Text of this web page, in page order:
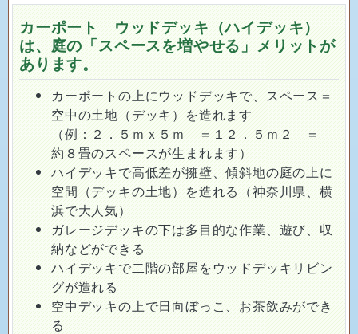
カーポート ウッドデッキ（ハイデッキ）
は、庭の「スペースを増やせる」メリットが
あります。
カーポートの上にウッドデッキで、スペース＝
空中の土地（デッキ）を造れます
（例：２．５ｍｘ５ｍ ＝１２．５ｍ２ ＝
約８畳のスペースが生まれます）
ハイデッキで高低差が擁壁、傾斜地の庭の上に
空間（デッキの土地）を造れる（神奈川県、横
浜で大人気）
ガレージデッキの下は多目的な作業、遊び、収
納などができる
ハイデッキで二階の部屋をウッドデッキリビン
グが造れる
空中デッキの上で日向ぼっこ、お茶飲みができ
る